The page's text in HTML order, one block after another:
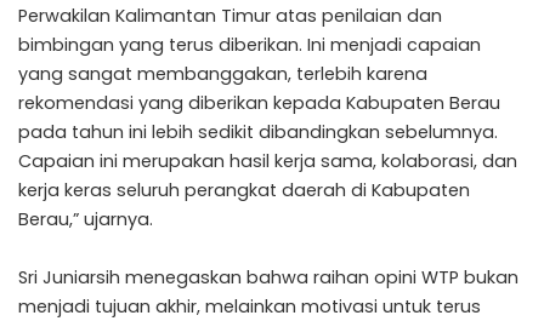
Perwakilan Kalimantan Timur atas penilaian dan
bimbingan yang terus diberikan. Ini menjadi capaian
yang sangat membanggakan, terlebih karena
rekomendasi yang diberikan kepada Kabupaten Berau
pada tahun ini lebih sedikit dibandingkan sebelumnya.
Capaian ini merupakan hasil kerja sama, kolaborasi, dan
kerja keras seluruh perangkat daerah di Kabupaten
Berau,” ujarnya.
Sri Juniarsih menegaskan bahwa raihan opini WTP bukan
menjadi tujuan akhir, melainkan motivasi untuk terus